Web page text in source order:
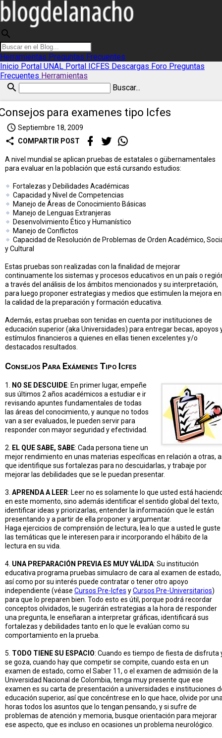
search
Herramientas Preguntas Frecuentes
Inicio Portal UNAL Portal ICFES Descargas Foro Preguntas
Frecuentes Herramientas
search Buscar...
para examenes tipo Icfes
access_time Septiembre 18, 2009
share COMPARTIR POST
A nivel mundial se aplican pruebas de estatales o gübernamentales
para evaluar en la población que está cursando estudios:
Fortalezas y Debilidades Académicas
Capacidad y Nivel de Competencias
Manejo de Áreas de Conocimiento Básicas
Manejo de Lenguas Extranjeras
Desenvolvimiento Ético y Humanístico
Manejo de Conflictos
Capacidad de Resolución de Problemas de Orden Académico,
y Cultural
Estas pruebas son realizadas con la finalidad de mejorar
continuamente los sistemas y procesos educativos en un país o
a través del análisis de los ámbitos mencionados y su interpretación,
para luego proponer estrategias y medios que estimulen la mejora en
la calidad de la preparación y formación educativa.
Además, estas pruebas son tenidas en cuenta por instituciones de
educación superior (aka Universidades) para entregar becas, apoyos
estímulos financieros a quienes en ellas tienen excelentes y/o
destacados resultados.
Consejos Para Exámenes Tipo Icfes
1. NO SE DESCUIDE: En primer lugar, empeñe
sus últimos 2 años académicos a estudiar e ir
revisando apuntes fundamentales de todas
las áreas del conocimiento, y aunque no todos
van a ser evaluados, le pueden servir para
responder con mayor seguridad y efectividad.
2. EL QUE SABE, SABE: Cada persona tiene un
mejor rendimiento en unas materias específicas en relación a otras,
que identifique sus fortalezas para no descuidarlas, y trabaje por
mejorar las debilidades que se le puedan presentar.
3. APRENDA A LEER: Leer no es solamente lo que usted está
en este momento, sino además identificar el sentido global del texto,
identificar ideas y priorizarlas, entender la información que le están
presentando y a partir de ella proponer y argumentar.
Haga ejercicios de comprensión de lectura, lea lo que a usted le guste
las temáticas que le interesen para ir incorporando el hábito de la
lectura en su vida.
4. UNA PREPARACIÓN PREVIA ES MUY VÁLIDA: Su institución
educativa programa pruebas simulacro de cara al examen de estado,
así como por su interés puede contratar o tener otro apoyo
independiente (véase Cursos Pre-Icfes yCursos Pre-Universitarios)
para que lo preparen bien. Todo esto es útil, porque podrá recordar
conceptos olvidados, le sugerirán estrategias a la hora de responder
una pregunta, le enseñaran a interpretar gráficas, identificará sus
fortalezas y debilidades tanto en lo que le evalúan como su
comportamiento en la prueba.
5. TODO TIENE SU ESPACIO: Cuando es tiempo de fiesta de disfruta
se goza, cuando hay que competir se compite, cuando esta en un
examen de estado, como el Saber 11, o el examen de admisión de la
Universidad Nacional de Colombia, tenga muy presente que ese
examen es su carta de presentación a universidades e instituciones
educación superior, así que concéntrese en lo que hace, olvide por
horas todos los asuntos que lo tengan pensando, y si sufre de
problemas de atención y memoria, busque orientación para mejorar
ese aspecto, que es incluso en ocasiones un problema neurológico.